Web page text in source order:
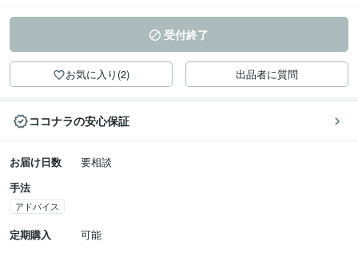
受付終了
お気に入り(2) 出品者に質問
ココナラの安心保証
お届け日数
要相談
手法
アドバイス
定期購入 可能